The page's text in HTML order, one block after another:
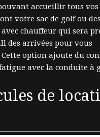
accueillir tous vos
votre sac de golf ou des
chauffeur qui sera
des arrivées pour vous
option ajoute du
avec la conduite à
de